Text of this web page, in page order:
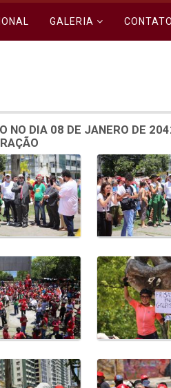
GALERIA CONTATO
NO DIA 08 DE JANERO DE